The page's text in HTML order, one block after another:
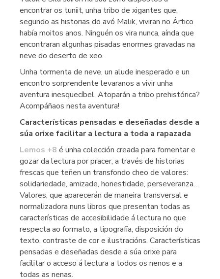
encontrar os tuniit, unha tribo de xigantes que,
segundo as historias do avó Malik, viviran no Ártico
había moitos anos. Ninguén os vira nunca, aínda que
encontraran algunhas pisadas enormes gravadas na
neve do deserto de xeo.
Unha tormenta de neve, un alude inesperado e un
encontro sorprendente levaranos a vivir unha
aventura inesquecíbel. Atoparán a tribo prehistórica?
Acompáñaos nesta aventura!
Características pensadas e deseñadas desde a
súa orixe facilitar a lectura a toda a rapazada
Lemos +8 é unha colección creada para fomentar e
gozar da lectura por pracer, a través de historias
frescas que teñen un transfondo cheo de valores:
solidariedade, amizade, honestidade, perseveranza…
Valores, que aparecerán de maneira transversal e
normalizadora nuns libros que presentan todas as
características de accesibilidade á lectura no que
respecta ao formato, a tipografía, disposición do
texto, contraste de cor e ilustracións. Características
pensadas e deseñadas desde a súa orixe para
facilitar o acceso á lectura a todos os nenos e a
todas as nenas.